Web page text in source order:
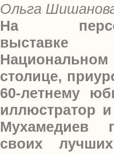
Ольга
На
столице,
60-летнему
иллюстратор
Мухамедиев
своих